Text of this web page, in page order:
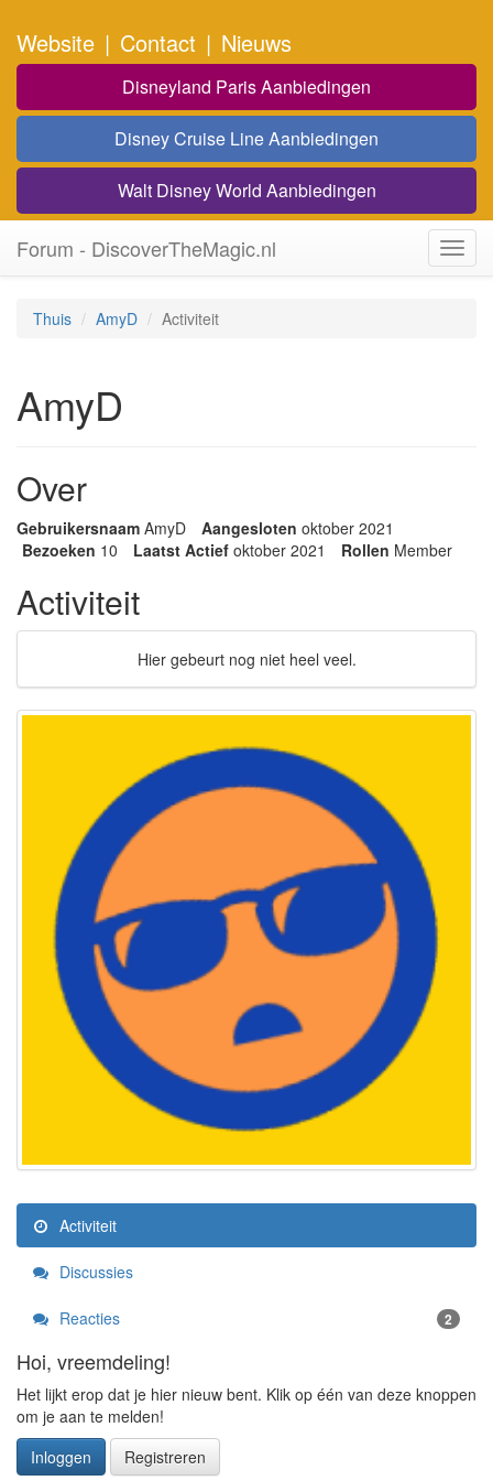
Website | Contact | Nieuws
Disneyland Paris Aanbiedingen
Disney Cruise Line Aanbiedingen
Walt Disney World Aanbiedingen
Forum - DiscoverTheMagic.nl
Thuis AmyD Activiteit
AmyD
Over
Gebruikersnaam AmyD Aangesloten oktober 2021
Bezoeken 10 Laatst Actief oktober 2021 Rollen Member
Activiteit
Hier gebeurt nog niet heel veel.
Activiteit
Discussies
Reacties 2
Hoi, vreemdeling!
Het lijkt erop dat je hier nieuw bent. Klik op één van deze knoppen
om je aan te melden!
Inloggen
Registreren